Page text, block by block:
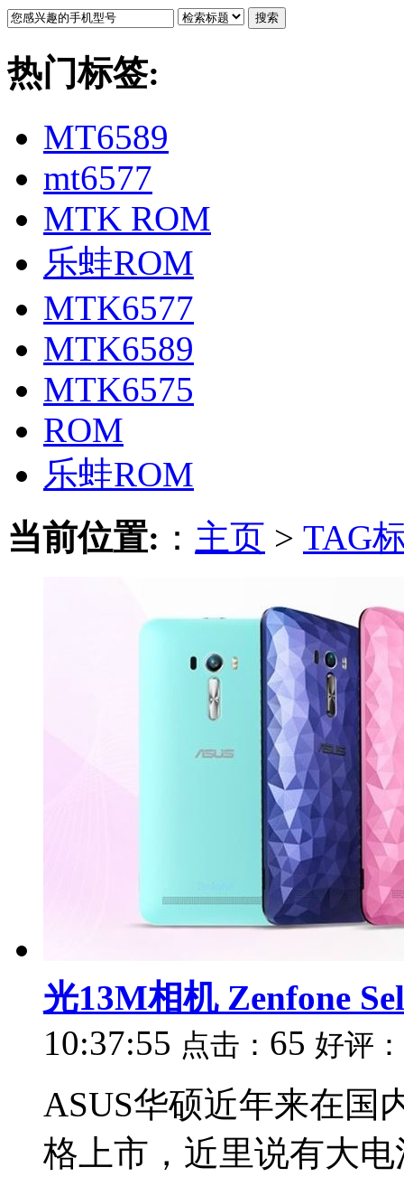
搜索
热门标签:
MT6589
mt6577
MTK ROM
乐蛙ROM
MTK6577
MTK6589
MTK6575
ROM
乐蛙ROM
当前位置: ： 主页 > TAG
光13M相机 Zenfone
10:37:55 点击： 65 好评：
ASUS华硕近年来在国
格上市，近里说有大